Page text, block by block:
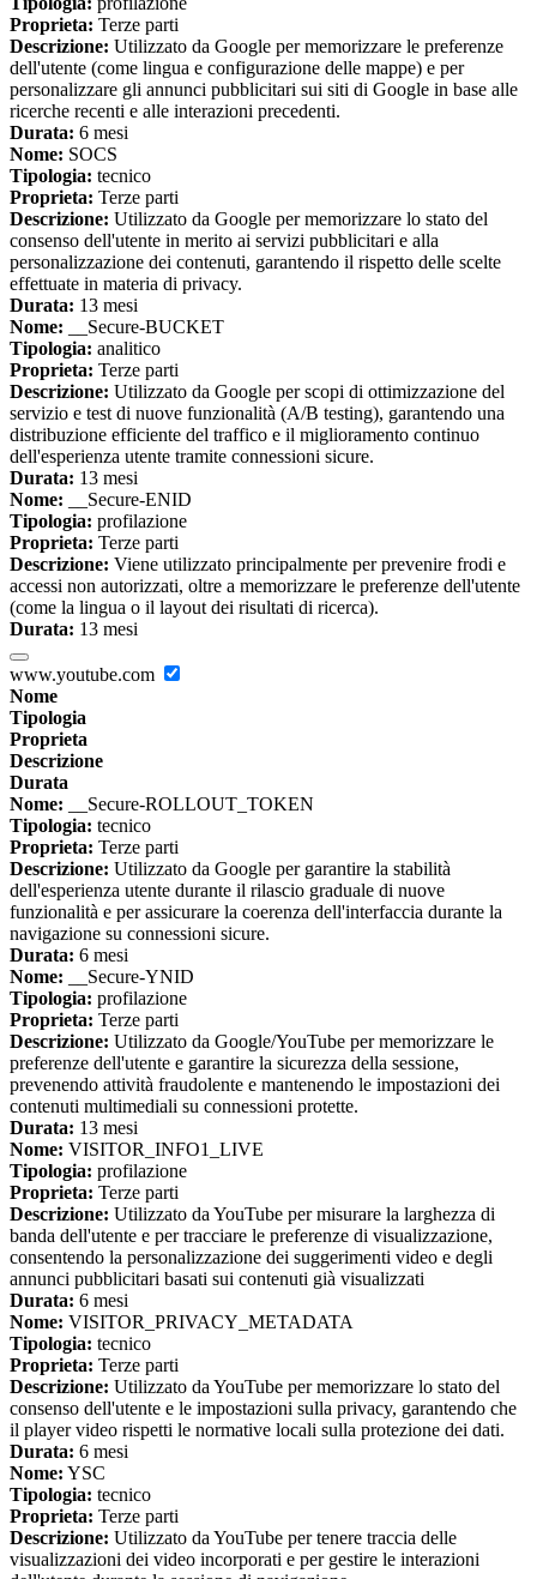
Proprieta: Terze parti
Descrizione: Utilizzato da Google per memorizzare le preferenze
dell'utente (come lingua e configurazione delle mappe) e per
personalizzare gli annunci pubblicitari sui siti di Google in base alle
ricerche recenti e alle interazioni precedenti.
Durata: 6 mesi
Nome: SOCS
Tipologia: tecnico
Proprieta: Terze parti
Descrizione: Utilizzato da Google per memorizzare lo stato del
consenso dell'utente in merito ai servizi pubblicitari e alla
personalizzazione dei contenuti, garantendo il rispetto delle scelte
effettuate in materia di privacy.
Durata: 13 mesi
Nome: __Secure-BUCKET
Tipologia: analitico
Proprieta: Terze parti
Descrizione: Utilizzato da Google per scopi di ottimizzazione del
servizio e test di nuove funzionalità (A/B testing), garantendo una
distribuzione efficiente del traffico e il miglioramento continuo
dell'esperienza utente tramite connessioni sicure.
Durata: 13 mesi
Nome: __Secure-ENID
Tipologia: profilazione
Proprieta: Terze parti
Descrizione: Viene utilizzato principalmente per prevenire frodi e
accessi non autorizzati, oltre a memorizzare le preferenze dell'utente
(come la lingua o il layout dei risultati di ricerca).
Durata: 13 mesi
www.youtube.com
Nome
Tipologia
Proprieta
Descrizione
Durata
Nome: __Secure-ROLLOUT_TOKEN
Tipologia: tecnico
Proprieta: Terze parti
Descrizione: Utilizzato da Google per garantire la stabilità
dell'esperienza utente durante il rilascio graduale di nuove
funzionalità e per assicurare la coerenza dell'interfaccia durante la
navigazione su connessioni sicure.
Durata: 6 mesi
Nome: __Secure-YNID
Tipologia: profilazione
Proprieta: Terze parti
Descrizione: Utilizzato da Google/YouTube per memorizzare le
preferenze dell'utente e garantire la sicurezza della sessione,
prevenendo attività fraudolente e mantenendo le impostazioni dei
contenuti multimediali su connessioni protette.
Durata: 13 mesi
Nome: VISITOR_INFO1_LIVE
Tipologia: profilazione
Proprieta: Terze parti
Descrizione: Utilizzato da YouTube per misurare la larghezza di
banda dell'utente e per tracciare le preferenze di visualizzazione,
consentendo la personalizzazione dei suggerimenti video e degli
annunci pubblicitari basati sui contenuti già visualizzati
Durata: 6 mesi
Nome: VISITOR_PRIVACY_METADATA
Tipologia: tecnico
Proprieta: Terze parti
Descrizione: Utilizzato da YouTube per memorizzare lo stato del
consenso dell'utente e le impostazioni sulla privacy, garantendo che
il player video rispetti le normative locali sulla protezione dei dati.
Durata: 6 mesi
Nome: YSC
Tipologia: tecnico
Proprieta: Terze parti
Descrizione: Utilizzato da YouTube per tenere traccia delle
visualizzazioni dei video incorporati e per gestire le interazioni